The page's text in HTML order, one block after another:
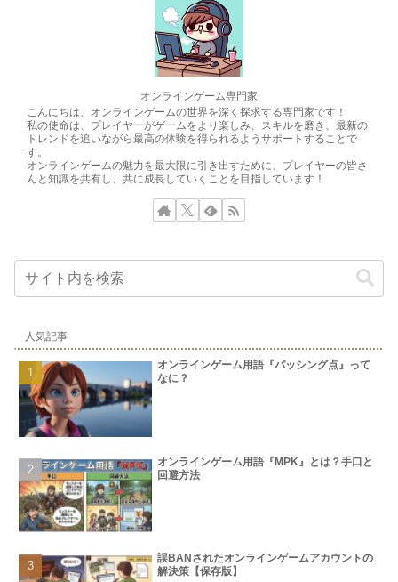
オンラインゲーム専門家
こんにちは、オンラインゲームの世界を深く探求する専門家です！
私の使命は、プレイヤーがゲームをより楽しみ、スキルを磨き、最新の
トレンドを追いながら最高の体験を得られるようサポートすることで
す。
オンラインゲームの魅力を最大限に引き出すために、プレイヤーの皆さ
んと知識を共有し、共に成長していくことを目指しています！
人気記事
オンラインゲーム用語『パッシング点』って
なに？
オンラインゲーム用語『MPK』とは？手口と
回避方法
誤BANされたオンラインゲームアカウントの
解決策【保存版】